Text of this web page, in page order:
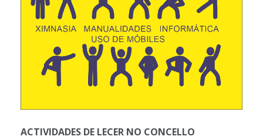
ACTIVIDADES DE LECER NO CONCELLO